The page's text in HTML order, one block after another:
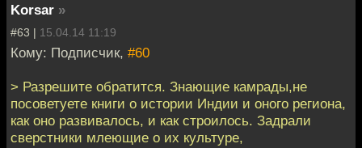
Korsar »
#63 | 15.04.14 11:19
Кому: Подписчик, #60
> Разрешите обратится. Знающие камрады,не
посоветуете книги о истории Индии и оного региона,
как оно развивалось, и как строилось. Задрали
сверстники млеющие о их культуре,